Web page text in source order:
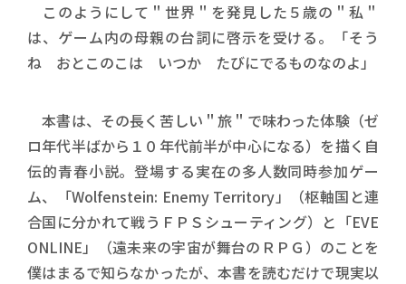
このようにして＂世界＂を発見した５歳の＂私＂
は、ゲーム内の母親の台詞に啓示を受ける。「そう
ね おとこのこは いつか たびにでるものなのよ」
本書は、その長く苦しい＂旅＂で味わった体験（ゼ
ロ年代半ばから１０年代前半が中心になる）を描く自
伝的青春小説。登場する実在の多人数同時参加ゲー
ム、「Wolfenstein: Enemy Territory」（枢軸国と連
合国に分かれて戦うＦＰＳシューティング）と「EVE
ONLINE」（遠未来の宇宙が舞台のＲＰＧ）のことを
僕はまるで知らなかったが、本書を読むだけで現実以